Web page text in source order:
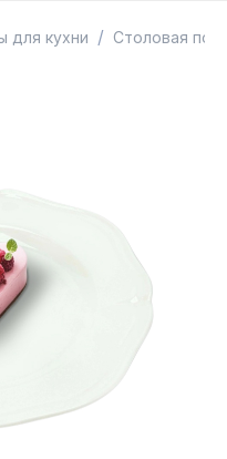
для кухни / Столовая